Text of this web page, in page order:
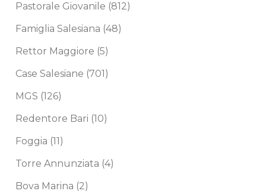
Pastorale Giovanile (812)
Famiglia Salesiana (48)
Rettor Maggiore (5)
Case Salesiane (701)
MGS (126)
Redentore Bari (10)
Foggia (11)
Torre Annunziata (4)
Bova Marina (2)